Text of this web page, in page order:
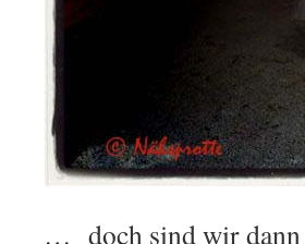
… doch sind wir dann